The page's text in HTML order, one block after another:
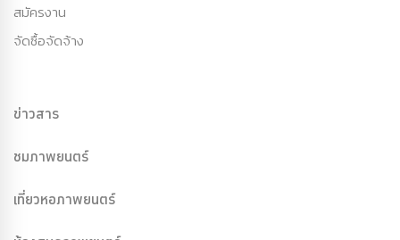
สมัครงาน
จัดซื้อจัดจ้าง
ข่าวสาร
ชมภาพยนตร์
เที่ยวหอภาพยนตร์